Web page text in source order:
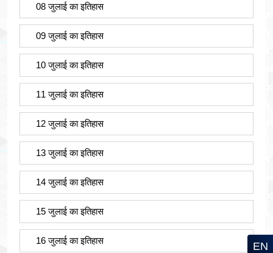
08 जुलाई का इतिहास
09 जुलाई का इतिहास
10 जुलाई का इतिहास
11 जुलाई का इतिहास
12 जुलाई का इतिहास
13 जुलाई का इतिहास
14 जुलाई का इतिहास
15 जुलाई का इतिहास
16 जुलाई का इतिहास EN